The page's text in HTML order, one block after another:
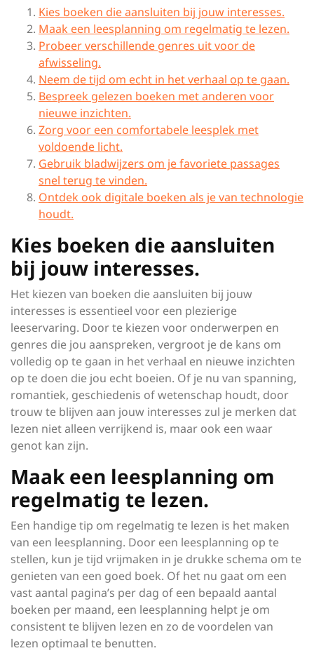
Kies boeken die aansluiten bij jouw interesses.
Maak een leesplanning om regelmatig te lezen.
Probeer verschillende genres uit voor de
afwisseling.
Neem de tijd om echt in het verhaal op te gaan.
Bespreek gelezen boeken met anderen voor
nieuwe inzichten.
Zorg voor een comfortabele leesplek met
voldoende licht.
Gebruik bladwijzers om je favoriete passages
snel terug te vinden.
Ontdek ook digitale boeken als je van technologie
houdt.
Kies boeken die aansluiten
bij jouw interesses.
Het kiezen van boeken die aansluiten bij jouw
interesses is essentieel voor een plezierige
leeservaring. Door te kiezen voor onderwerpen en
genres die jou aanspreken, vergroot je de kans om
volledig op te gaan in het verhaal en nieuwe inzichten
op te doen die jou echt boeien. Of je nu van spanning,
romantiek, geschiedenis of wetenschap houdt, door
trouw te blijven aan jouw interesses zul je merken dat
lezen niet alleen verrijkend is, maar ook een waar
genot kan zijn.
Maak een leesplanning om
regelmatig te lezen.
Een handige tip om regelmatig te lezen is het maken
van een leesplanning. Door een leesplanning op te
stellen, kun je tijd vrijmaken in je drukke schema om te
genieten van een goed boek. Of het nu gaat om een
vast aantal pagina’s per dag of een bepaald aantal
boeken per maand, een leesplanning helpt je om
consistent te blijven lezen en zo de voordelen van
lezen optimaal te benutten.